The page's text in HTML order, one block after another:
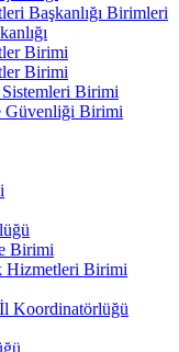
Başkanlığı Birimleri
Birimi
Birimi
Birimi
Güvenliği Birimi
Birimi
Hizmetleri Birimi
Koordinatörlüğü